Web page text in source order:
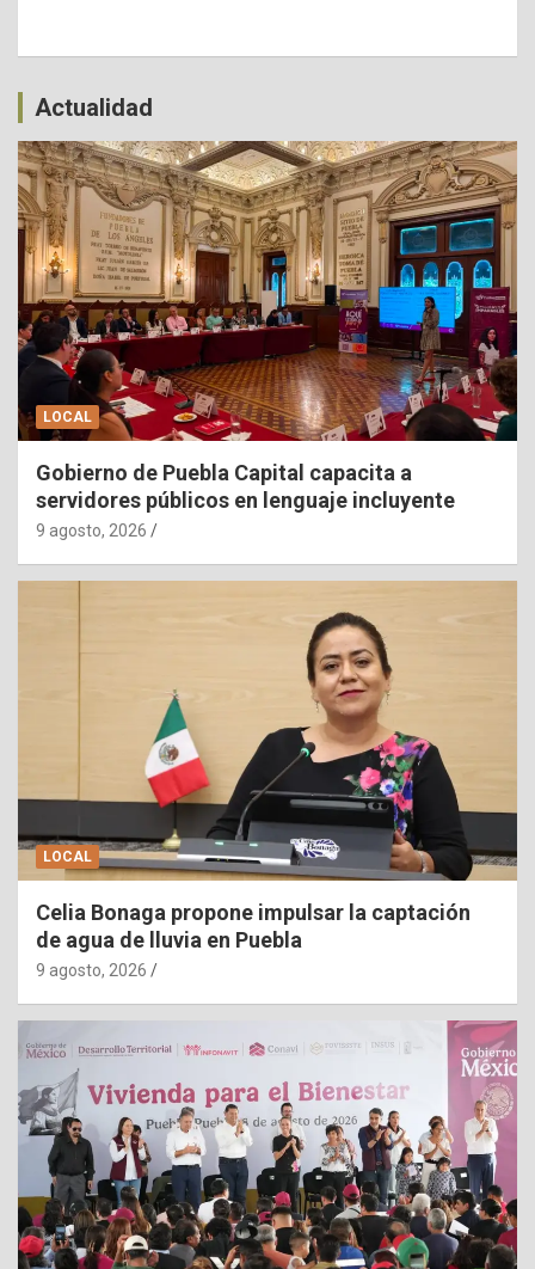
Actualidad
LOCAL
Gobierno de Puebla Capital capacita a
servidores públicos en lenguaje incluyente
9 agosto, 2026
LOCAL
Celia Bonaga propone impulsar la captación
de agua de lluvia en Puebla
9 agosto, 2026